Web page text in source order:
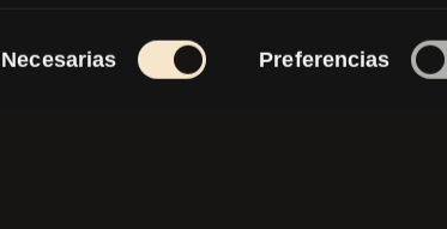
de
Necesarias Preferencias
Contácten Pietro hoy